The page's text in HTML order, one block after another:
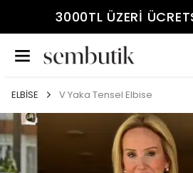
3000TL ÜZERİ
ELBİSE V Yaka Tensel Elbise